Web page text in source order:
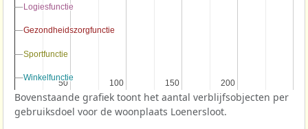
50
50 100
100 150
150 200
200
Logiesfunctie
Logiesfunctie
Gezondheidszorgfunctie
Gezondheidszorgfunctie
Sportfunctie
Sportfunctie
Winkelfunctie
Winkelfunctie
Bovenstaande grafiek toont het aantal verblijfsobjecten per
gebruiksdoel voor de woonplaats Loenersloot.